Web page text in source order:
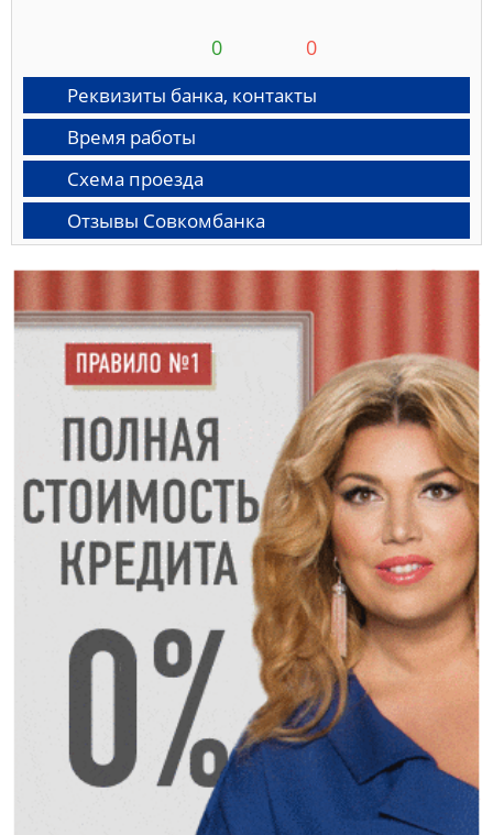
0 0
Реквизиты банка, контакты
Время работы
Схема проезда
Отзывы Совкомбанка